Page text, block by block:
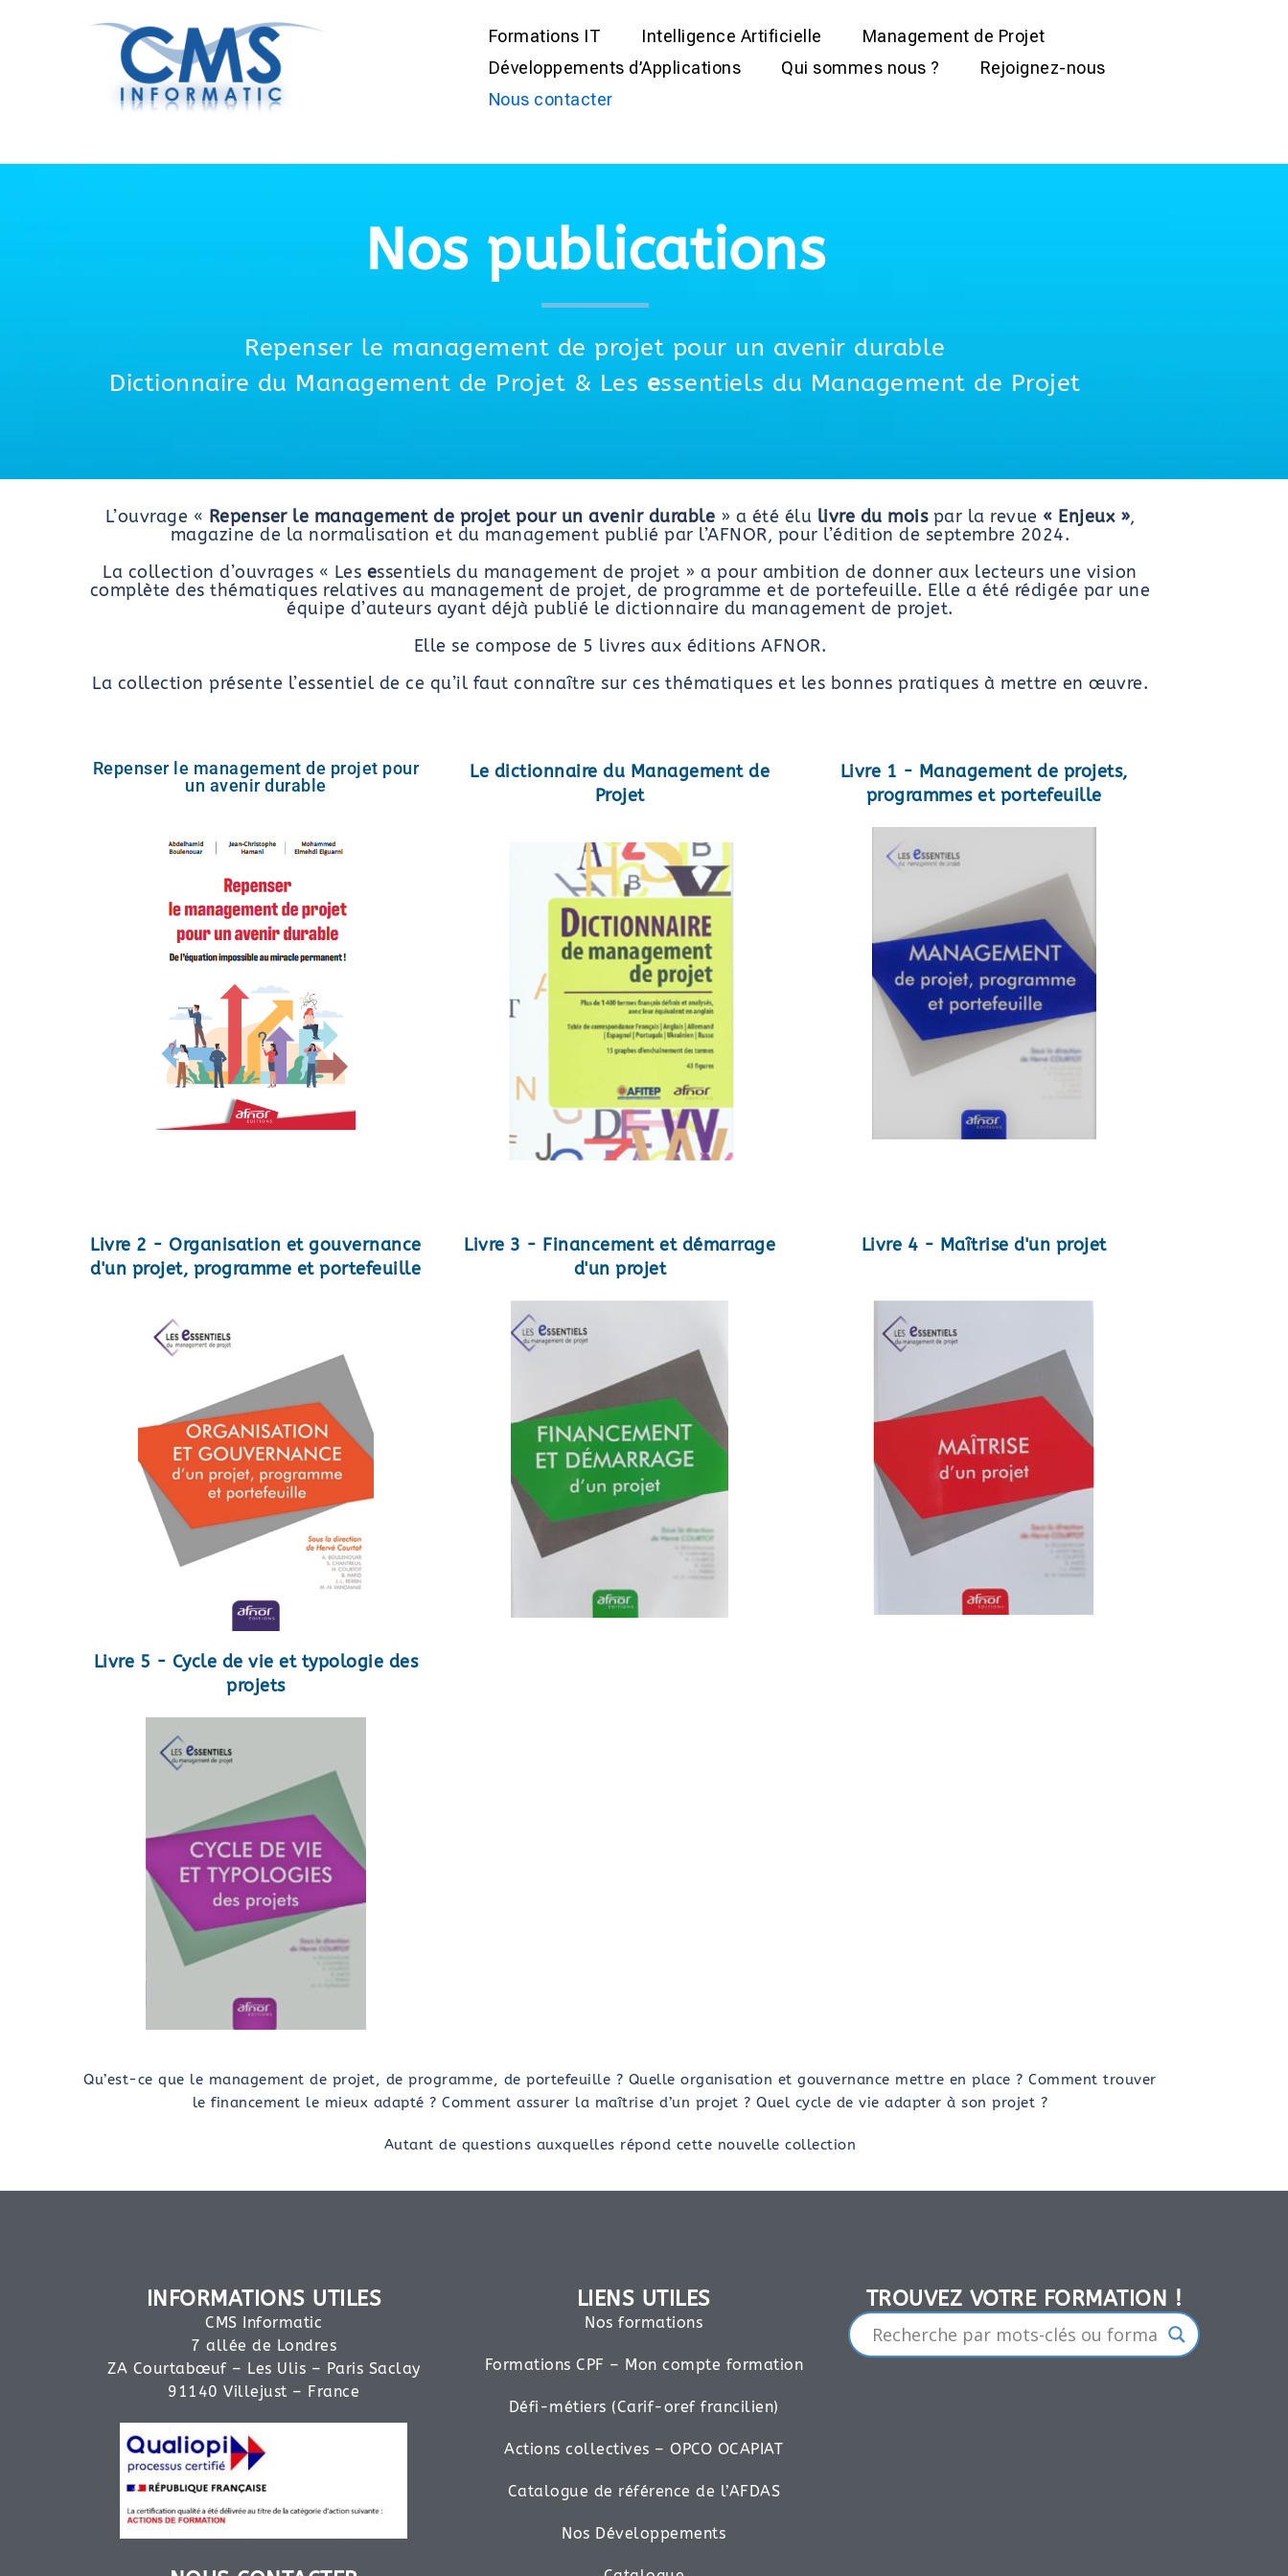
Formations IT Intelligence Artificielle
Management de Projet
Développements d’Applications
Qui sommes nous ?
Rejoignez-nous
Nous contacter
Nos publications
Repenser le management de projet pour un avenir durable
Dictionnaire du Management de Projet & Les essentiels du Management de Projet
L’ouvrage « Repenser le management de projet pour un avenir durable » a été élu livre du mois par la revue « Enjeux »,
magazine de la normalisation et du management publié par l’AFNOR, pour l’édition de septembre 2024.
La collection d’ouvrages « Les essentiels du management de projet » a pour ambition de donner aux lecteurs une vision
complète des thématiques relatives au management de projet, de programme et de portefeuille. Elle a été rédigée par une
équipe d’auteurs ayant déjà publié le dictionnaire du management de projet.
Elle se compose de 5 livres aux éditions AFNOR.
La collection présente l’essentiel de ce qu’il faut connaître sur ces thématiques et les bonnes pratiques à mettre en œuvre.
Repenser le management de projet pour
un avenir durable
Le dictionnaire du Management de
Projet
Livre 1 - Management de projets,
programmes et portefeuille
Livre 2 - Organisation et gouvernance
d'un projet, programme et portefeuille
Livre 3 - Financement et démarrage
d'un projet
Livre 4 - Maîtrise d'un projet
Livre 5 - Cycle de vie et typologie des
projets
Qu’est-ce que le management de projet, de programme, de portefeuille ? Quelle organisation et gouvernance mettre en place ? Comment trouver
le financement le mieux adapté ? Comment assurer la maîtrise d’un projet ? Quel cycle de vie adapter à son projet ?
Autant de questions auxquelles répond cette nouvelle collection
INFORMATIONS UTILES
CMS Informatic
7 allée de Londres
ZA Courtabœuf – Les Ulis – Paris Saclay
91140 Villejust – France
LIENS UTILES
Nos formations
Formations CPF – Mon compte formation
Défi-métiers (Carif-oref francilien)
Actions collectives – OPCO OCAPIAT
Catalogue de référence de l’AFDAS
Nos Développements
TROUVEZ VOTRE FORMATION !​